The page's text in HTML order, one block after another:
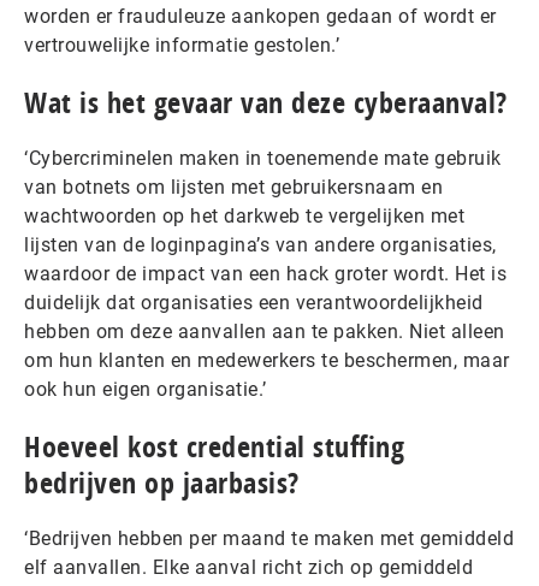
worden er frauduleuze aankopen gedaan of wordt er
vertrouwelijke informatie gestolen.’
Wat is het gevaar van deze cyberaanval?
‘Cybercriminelen maken in toenemende mate gebruik
van botnets om lijsten met gebruikersnaam en
wachtwoorden op het darkweb te vergelijken met
lijsten van de loginpagina’s van andere organisaties,
waardoor de impact van een hack groter wordt. Het is
duidelijk dat organisaties een verantwoordelijkheid
hebben om deze aanvallen aan te pakken. Niet alleen
om hun klanten en medewerkers te beschermen, maar
ook hun eigen organisatie.’
Hoeveel kost credential stuffing
bedrijven op jaarbasis?
‘Bedrijven hebben per maand te maken met gemiddeld
elf aanvallen. Elke aanval richt zich op gemiddeld